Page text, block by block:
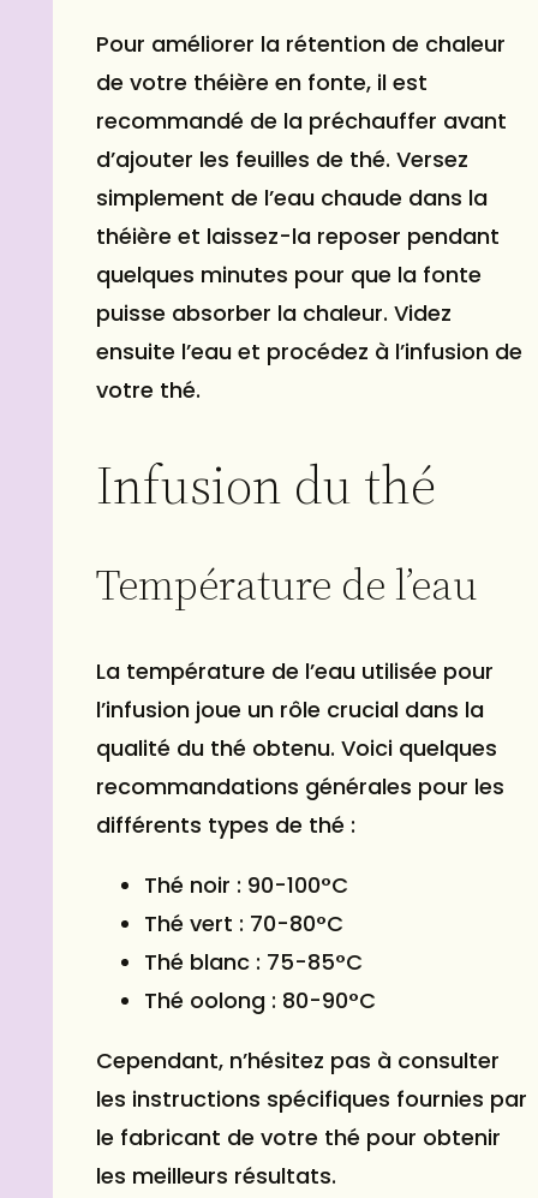
Pour améliorer la rétention de chaleur
de votre théière en fonte, il est
recommandé de la préchauffer avant
d’ajouter les feuilles de thé. Versez
simplement de l’eau chaude dans la
théière et laissez-la reposer pendant
quelques minutes pour que la fonte
puisse absorber la chaleur. Videz
ensuite l’eau et procédez à l’infusion de
votre thé.
Infusion du thé
Température de l’eau
La température de l’eau utilisée pour
l’infusion joue un rôle crucial dans la
qualité du thé obtenu. Voici quelques
recommandations générales pour les
différents types de thé :
Thé noir : 90-100°C
Thé vert : 70-80°C
Thé blanc : 75-85°C
Thé oolong : 80-90°C
Cependant, n’hésitez pas à consulter
les instructions spécifiques fournies par
le fabricant de votre thé pour obtenir
les meilleurs résultats.